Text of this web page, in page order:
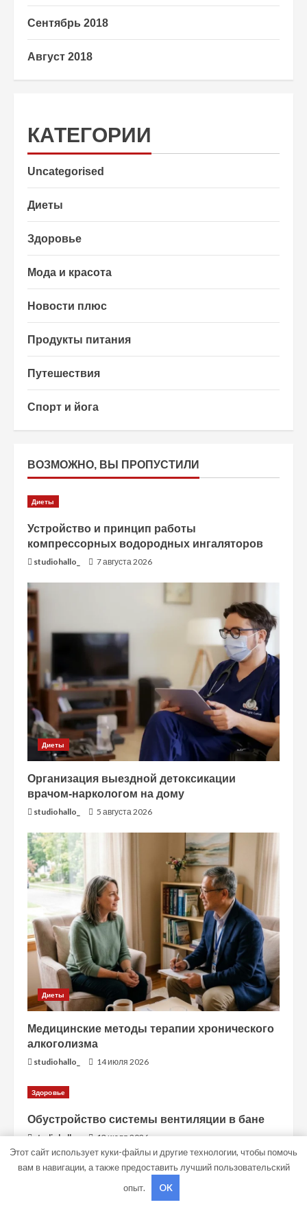
Сентябрь 2018
Август 2018
КАТЕГОРИИ
Uncategorised
Диеты
Здоровье
Мода и красота
Новости плюс
Продукты питания
Путешествия
Спорт и йога
ВОЗМОЖНО, ВЫ ПРОПУСТИЛИ
Диеты
Устройство и принцип работы
компрессорных водородных ингаляторов
studiohallo_ 7 августа 2026
Диеты
Организация выездной детоксикации
врачом-наркологом на дому
studiohallo_ 5 августа 2026
Диеты
Медицинские методы терапии хронического
алкоголизма
studiohallo_ 14 июля 2026
Здоровье
Обустройство системы вентиляции в бане
studiohallo_ 13 июля 2026
Copyright © Все права защищены.
Этот сайт использует куки-файлы и другие технологии, чтобы помочь
вам в навигации, а также предоставить лучший пользовательский
опыт.
OK